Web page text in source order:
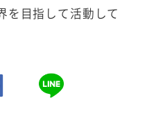
を目指して活動して